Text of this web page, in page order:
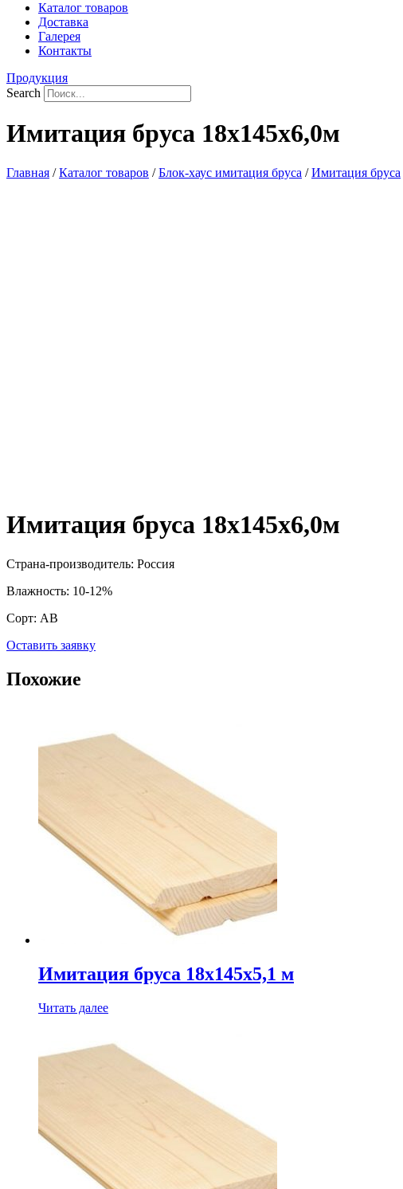
Каталог товаров
Доставка
Галерея
Контакты
Продукция
Search
Имитация бруса 18х145х6,0м
Главная /Каталог товаров /Блок-хаус имитация бруса /Имитация бруса
Имитация бруса 18х145х6,0м
Страна-производитель: Россия
Влажность: 10-12%
Сорт: AB
Оставить заявку
Похожие
Имитация бруса 18х145х5,1 м
Читать далее